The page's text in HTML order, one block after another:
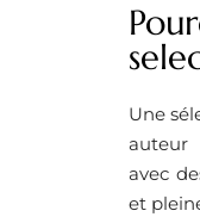
Une
auteur
avec
et